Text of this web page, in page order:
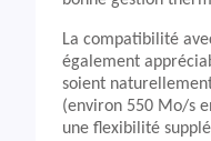
La compatibilité
également
soient
(environ 550 Mo/s
une flexibilité